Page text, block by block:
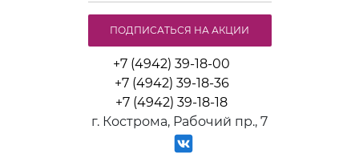
+7 (4942) 39-18-00
+7 (4942) 39-18-36
+7 (4942) 39-18-18
г. Кострома, Рабочий пр., 7
ПОДПИСАТЬСЯ НА АКЦИИ